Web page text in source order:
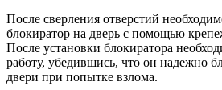
После сверления отверстий
блокиратор на дверь с помощью
После установки блокиратора
работу, убедившись, что он надежно
двери при попытке взлома.